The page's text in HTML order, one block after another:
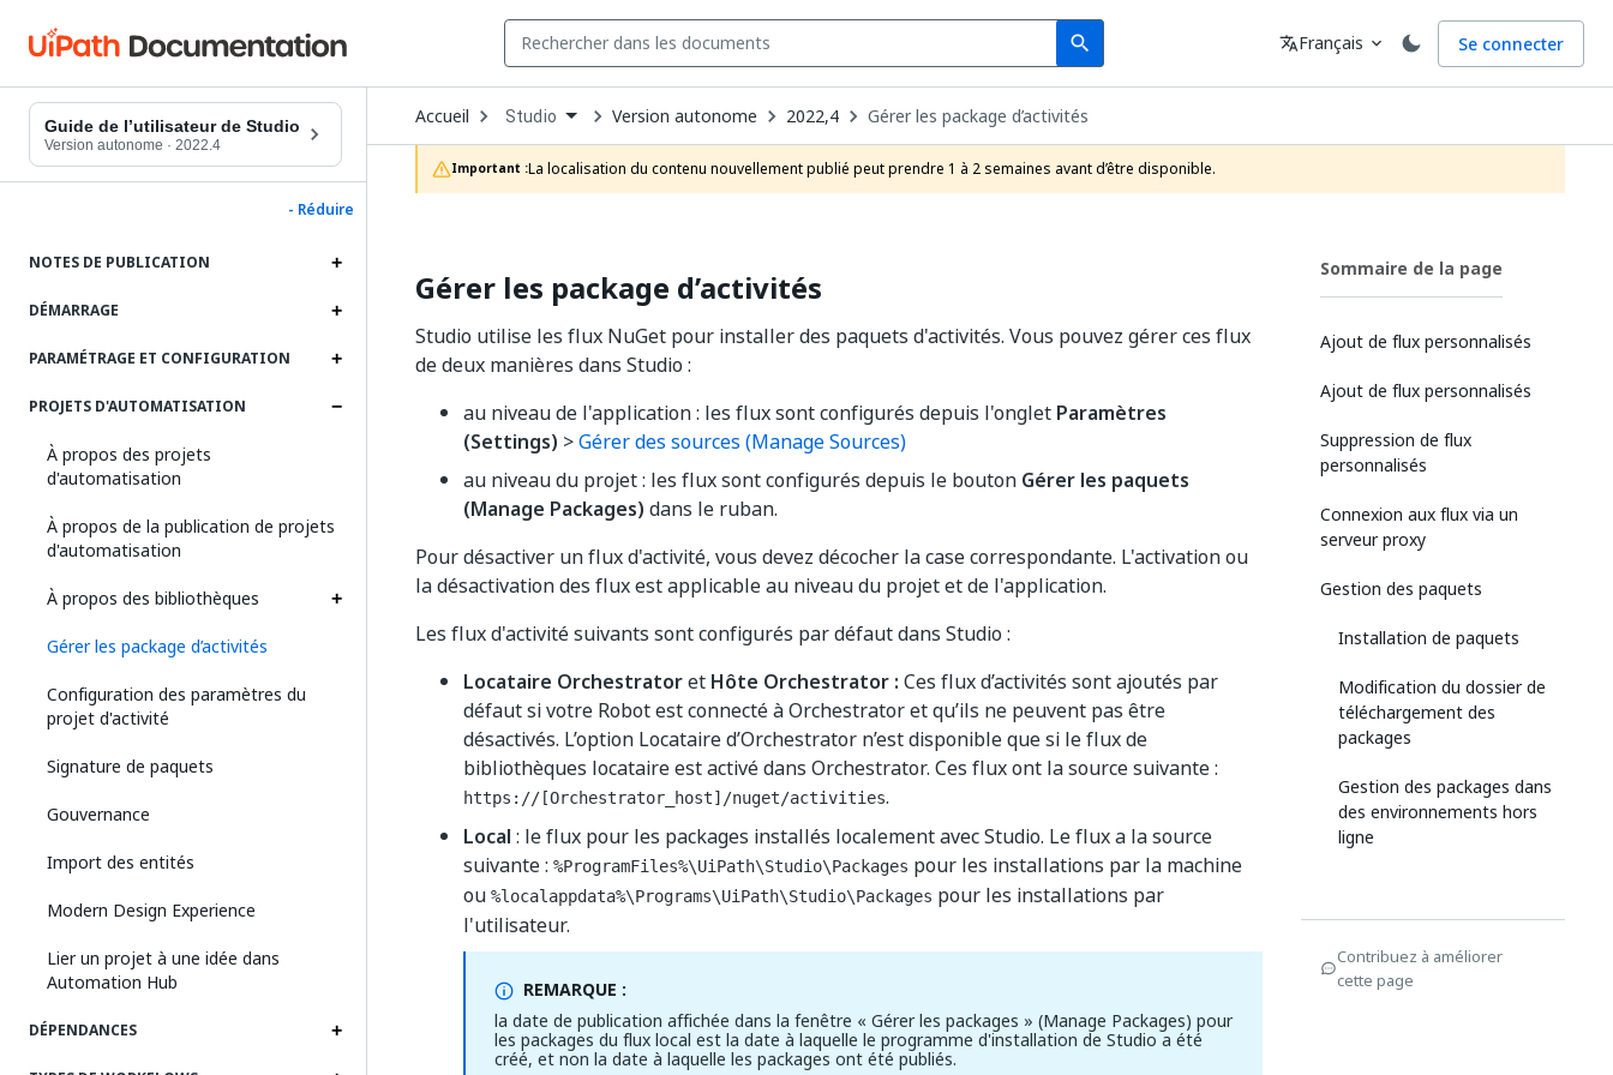
search
Search Langue
translateFrançais expand_more Se connecter
Guide de l’utilisateur de Studio
Version autonome · 2022.4
- Réduire
NOTES DE PUBLICATION
DÉMARRAGE
PARAMÉTRAGE ET CONFIGURATION
PROJETS D'AUTOMATISATION
À propos des projets
d'automatisation
À propos de la publication de projets
d'automatisation
À propos des bibliothèques
Gérer les package d’activités
Configuration des paramètres du
projet d'activité
Signature de paquets
Gouvernance
Import des entités
Modern Design Experience
Lier un projet à une idée dans
Automation Hub
DÉPENDANCES
Accueil Open
Dropdown
to
choose
product
Studio Version autonome 2022,4 Gérer les package d’activités
Important :La localisation du contenu nouvellement publié peut prendre 1 à 2 semaines avant d’être disponible.
Gérer les package d’activités
Studio utilise les flux NuGet pour installer des paquets d'activités. Vous pouvez gérer ces flux
de deux manières dans Studio :
au niveau de l'application : les flux sont configurés depuis l'onglet Paramètres
(Settings) >Gérer des sources (Manage Sources)
au niveau du projet : les flux sont configurés depuis le bouton Gérer les paquets
(Manage Packages) dans le ruban.
Pour désactiver un flux d'activité, vous devez décocher la case correspondante. L'activation ou
la désactivation des flux est applicable au niveau du projet et de l'application.
Les flux d'activité suivants sont configurés par défaut dans Studio :
Locataire Orchestratoret Hôte Orchestrator : Ces flux d’activités sont ajoutés par
défaut si votre Robot est connecté à Orchestrator et qu’ils ne peuvent pas être
désactivés. L’option Locataire d’Orchestrator n’est disponible que si le flux de
bibliothèques locataire est activé dans Orchestrator. Ces flux ont la source suivante :
https://[Orchestrator_host]/nuget/activities.
Local : le flux pour les packages installés localement avec Studio. Le flux a la source
suivante : %ProgramFiles%\UiPath\Studio\Packages pour les installations par la machine
ou %localappdata%\Programs\UiPath\Studio\Packages pour les installations par
l'utilisateur.
REMARQUE :
la date de publication affichée dans la fenêtre « Gérer les packages » (Manage Packages) pour
les packages du flux local est la date à laquelle le programme d'installation de Studio a été
créé, et non la date à laquelle les packages ont été publiés.
Sommaire de la page
Ajout de flux personnalisés
Ajout de flux personnalisés
Suppression de flux
personnalisés
Connexion aux flux via un
serveur proxy
Gestion des paquets
Installation de paquets
Modification du dossier de
téléchargement des
packages
Gestion des packages dans
des environnements hors
ligne
Contribuez à améliorer
cette page